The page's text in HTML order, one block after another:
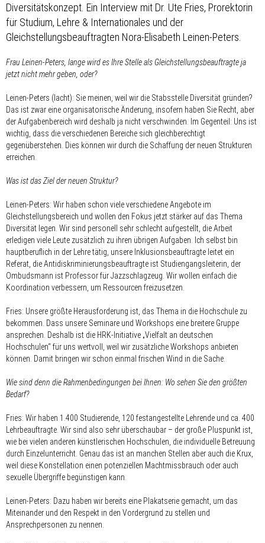
Diversitätskonzept. Ein Interview mit Dr. Ute Fries, Prorektorin
für Studium, Lehre & Internationales und der
Gleichstellungsbeauftragten Nora-Elisabeth Leinen-Peters.
Frau Leinen-Peters, lange wird es Ihre Stelle als Gleichstellungsbeauftragte ja
jetzt nicht mehr geben, oder?
Leinen-Peters (lacht): Sie meinen, weil wir die Stabsstelle Diversität gründen?
Das ist zwar eine organisatorische Änderung, insofern haben Sie Recht, aber
der Aufgabenbereich wird deshalb ja nicht verschwinden. Im Gegenteil: Uns ist
wichtig, dass die verschiedenen Bereiche sich gleichberechtigt
gegenüberstehen. Dies können wir durch die Schaffung der neuen Strukturen
erreichen.
Was ist das Ziel der neuen Struktur?
Leinen-Peters: Wir haben schon viele verschiedene Angebote im
Gleichstellungsbereich und wollen den Fokus jetzt stärker auf das Thema
Diversität legen. Wir sind personell sehr schlecht aufgestellt, die Arbeit
erledigen viele Leute zusätzlich zu ihren übrigen Aufgaben. Ich selbst bin
hauptberuflich in der Lehre tätig, unsere Inklusionsbeauftragte leitet ein
Referat, die Antidiskriminierungsbeauftragte ist Studiengangsleiterin, der
Ombudsmann ist Professor für Jazzschlagzeug. Wir wollen einfach die
Koordination verbessern, um Ressourcen freizusetzen.
Fries: Unsere größte Herausforderung ist, das Thema in die Hochschule zu
bekommen. Dass unsere Seminare und Workshops eine breitere Gruppe
ansprechen. Deshalb ist die HRK-Initiative „Vielfalt an deutschen
Hochschulen“ für uns wertvoll, weil wir zusätzliche Workshops anbieten
können. Damit bringen wir schon einmal frischen Wind in die Sache.
Wie sind denn die Rahmenbedingungen bei Ihnen: Wo sehen Sie den größten
Bedarf?
Fries: Wir haben 1.400 Studierende, 120 festangestellte Lehrende und ca. 400
Lehrbeauftragte. Wir sind also sehr überschaubar – der große Pluspunkt ist,
wie bei vielen anderen künstlerischen Hochschulen, die individuelle Betreuung
durch Einzelunterricht. Genau das ist an manchen Stellen aber auch die Krux,
weil diese Konstellation einen potenziellen Machtmissbrauch oder auch
sexuelle Übergriffe begünstigen kann.
Leinen-Peters: Dazu haben wir bereits eine Plakatserie gemacht, um das
Miteinander und den Respekt in den Vordergrund zu stellen und
Ansprechpersonen zu nennen.